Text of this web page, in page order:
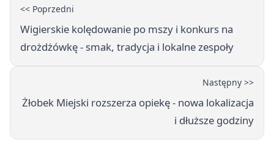
<< Poprzedni
Wigierskie kolędowanie po mszy i konkurs na
drożdżówkę - smak, tradycja i lokalne zespoły
Następny >>
Żłobek Miejski rozszerza opiekę - nowa lokalizacja
i dłuższe godziny